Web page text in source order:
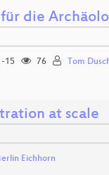
die
15 76 Tom
at scale
Eichhorn